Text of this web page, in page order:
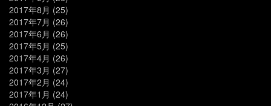
2017年8月 (25)
2017年7月 (26)
2017年6月 (26)
2017年5月 (25)
2017年4月 (26)
2017年3月 (27)
2017年2月 (24)
2017年1月 (24)